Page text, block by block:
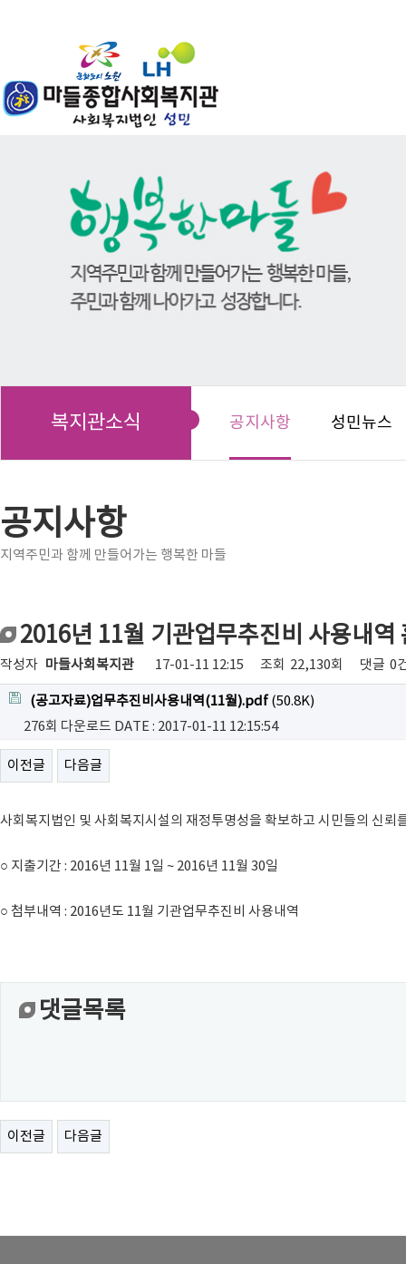
복지관소식 공지사항 성민뉴스
공지사항
지역주민과 함께 만들어가는 행복한 마들
2016년 11월 기관업무추진비 사용내역
작성자 마들사회복지관 17-01-11 12:15 조회 22,130회 댓글 0
(공고자료)업무추진비사용내역(11월).pdf (50.8K)
276회 다운로드 DATE : 2017-01-11 12:15:54
이전글 다음글
사회복지법인 및 사회복지시설의 재정투명성을 확보하고 시민들의 신
○ 지출기간 : 2016년 11월 1일 ~ 2016년 11월 30일
○ 첨부내역 : 2016년도 11월 기관업무추진비 사용내역
댓글목록
이전글 다음글